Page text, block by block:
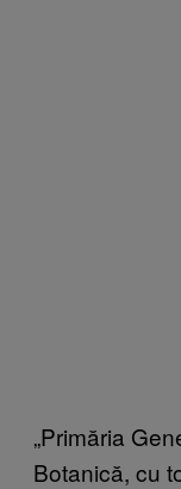
„Primăria
Botanică, cu